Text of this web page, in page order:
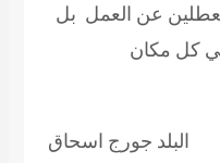
عن العمل بل
كل مكان
البلد جورج اسحاق